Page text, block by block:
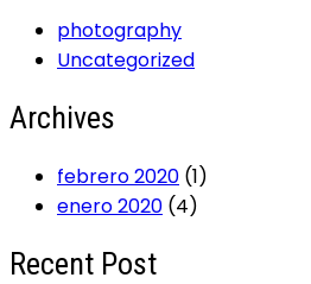
photography
Uncategorized
Archives
febrero 2020 (1)
enero 2020 (4)
Recent Post